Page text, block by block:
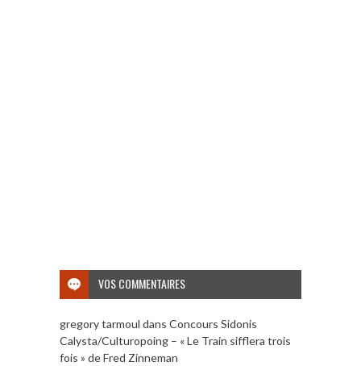
VOS COMMENTAIRES
gregory tarmoul dans Concours Sidonis
Calysta/Culturopoing – « Le Train sifflera trois
fois » de Fred Zinneman